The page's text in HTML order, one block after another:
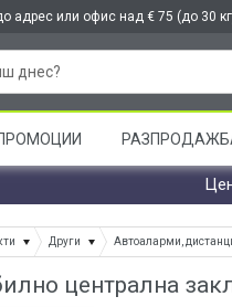
адрес или офис над € 75 (до 30
Други Автоаларми,
централна